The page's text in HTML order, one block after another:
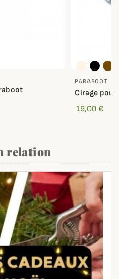
PARABOOT
Cirage
19,00 €
relation